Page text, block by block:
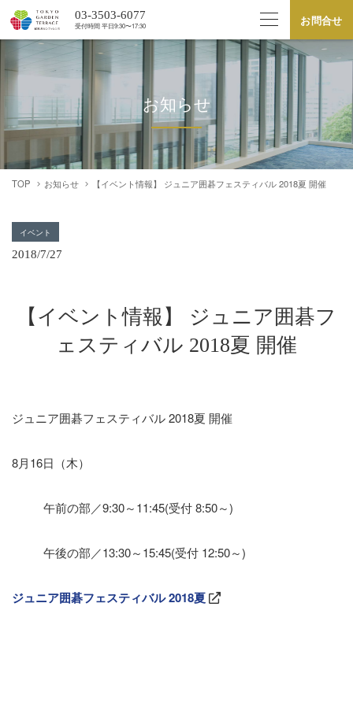
03-3503-6077
受付時間 平⽇9:30〜17:30 お問合せ
お知らせ
TOP お知らせ 【イベント情報】 ジュニア囲碁フェスティバル 2018夏 開催
イベント
2018/7/27
【イベント情報】 ジュニア囲碁フ
ェスティバル 2018夏 開催
ジュニア囲碁フェスティバル 2018夏 開催
8月16日（木）
午前の部／9:30～11:45(受付 8:50～)
午後の部／13:30～15:45(受付 12:50～)
ジュニア囲碁フェスティバル 2018夏